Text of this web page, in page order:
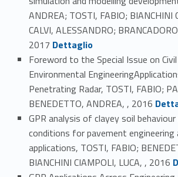
ANDREA; TOSTI, FABIO; BIANCHINI
CALVI, ALESSANDRO;
2017Link identifier #identifier_person_49569-18
Dettaglio
Foreword to the Special Issue on
Environmental
Penetrating Radar, TOSTI, FABIO;
BENEDETTO, ANDREA, , 2016 Link identifier #identifier_person_49463-19
GPR analysis of clayey soil
conditions for pavement engineering
applications, TOSTI, FABIO;
BIANCHINI CIAMPOLI, LUCA, , 2016 Link identifier #identifier_person_105171-20